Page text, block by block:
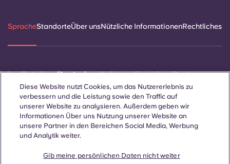
SpracheStandorteÜber unsNützliche InformationenRechtliches
Català Deutsch Italian French Portuguese
Diese Website nutzt Cookies, um das Nutzererlebnis zu
verbessern und die Leistung sowie den Traffic auf
unserer Website zu analysieren. Außerdem geben wir
Informationen Über uns Nutzung unserer Website an
unsere Partner in den Bereichen Social Media, Werbung
und Analytik weiter.
Gib meine persönlichen Daten nicht weiter